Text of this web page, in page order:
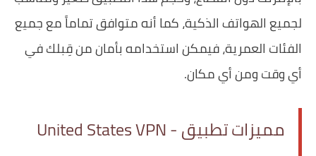
لجميع الهواتف الذكية، كما أنه متوافق تماماً مع جميع
الفئات العمرية، فيمكن استخدامه بأمان من قِبلك في
أي وقت ومن أي مكان.
مميزات تطبيق United States VPN -